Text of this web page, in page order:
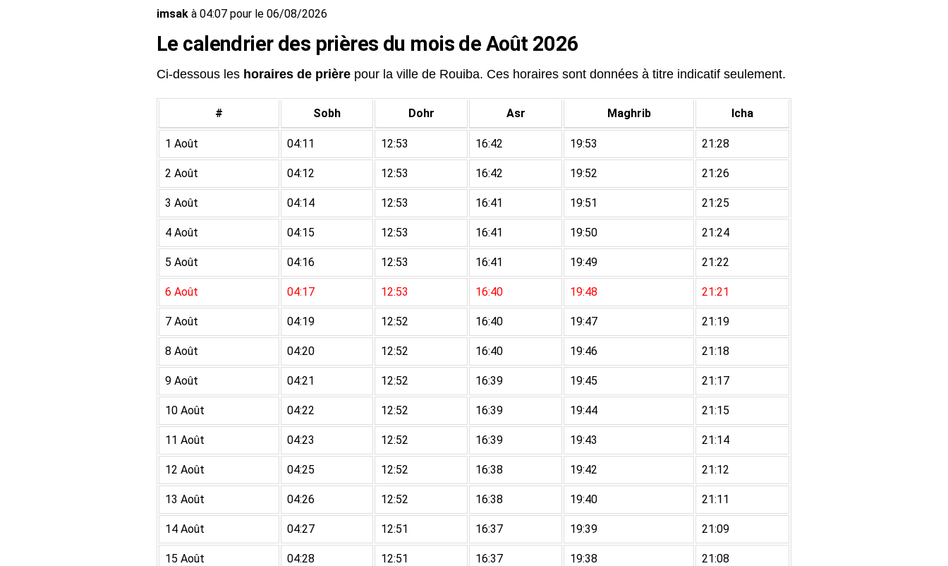
imsak à 04:07 pour le 06/08/2026
Le calendrier des prières du mois de Août 2026
Ci-dessous les horaires de prière pour la ville de Rouiba. Ces horaires sont données à titre indicatif seulement.
# Sobh Dohr Asr Maghrib Icha
1 Août 04:11 12:53 16:42 19:53 21:28
2 Août 04:12 12:53 16:42 19:52 21:26
3 Août 04:14 12:53 16:41 19:51 21:25
4 Août 04:15 12:53 16:41 19:50 21:24
5 Août 04:16 12:53 16:41 19:49 21:22
6 Août 04:17 12:53 16:40 19:48 21:21
7 Août 04:19 12:52 16:40 19:47 21:19
8 Août 04:20 12:52 16:40 19:46 21:18
9 Août 04:21 12:52 16:39 19:45 21:17
10 Août 04:22 12:52 16:39 19:44 21:15
11 Août 04:23 12:52 16:39 19:43 21:14
12 Août 04:25 12:52 16:38 19:42 21:12
13 Août 04:26 12:52 16:38 19:40 21:11
14 Août 04:27 12:51 16:37 19:39 21:09
15 Août 04:28 12:51 16:37 19:38 21:08